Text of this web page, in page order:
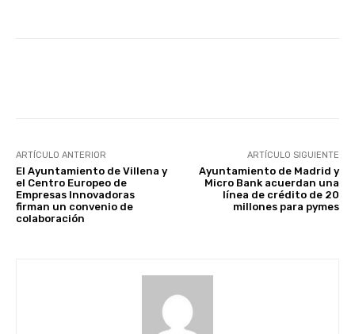
ARTÍCULO ANTERIOR
El Ayuntamiento de Villena y
el Centro Europeo de
Empresas Innovadoras
firman un convenio de
colaboración
ARTÍCULO SIGUIENTE
Ayuntamiento de Madrid y
Micro Bank acuerdan una
línea de crédito de 20
millones para pymes